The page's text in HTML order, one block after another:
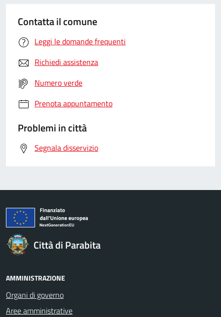
Contatta il comune
Leggi le domande frequenti
Richiedi assistenza
Numero verde
Prenota appuntamento
Problemi in città
Segnala disservizio
Città di Parabita
AMMINISTRAZIONE
Organi di governo
Aree amministrative